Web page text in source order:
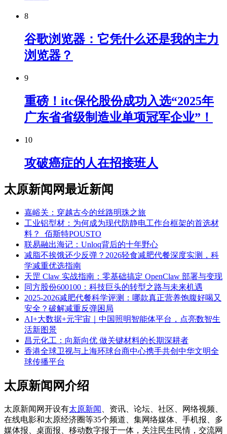
8
谷歌浏览器：它凭什么还是我的主力
浏览器？
9
重磅！itc保伦股份成功入选“2025年
广东省省级制造业单项冠军企业”！
10
攻破癌症的人在招接班人
太原新闻网最近新闻
嘉峪关：穿越古今的丝路明珠之旅
工业铝型材：为何成为现代防静电工作台框架的首选材
料？_佰斯特POUSTO
联易融出海记：Unloq背后的十年野心
减脂不挨饿还少反弹？2026轻食减肥代餐深度实测，科
学减重优选指南
天罡 Claw 实战指南：零基础搞定 OpenClaw 部署与变现
同方股份600100：科技巨头的转型之路与未来机遇
2025-2026减肥代餐科学评测：哪款真正营养饱腹好喝又
安全？破解减重反弹困局
AI+大数据+元宇宙｜中国照明智能体平台，点亮数智生
活新图景
昌元化工：向新向优 做关键材料的长期深耕者
香港全球卫视与上海环球台商中心携手共创中华文明全
球传播平台
太原新闻网介绍
太原新闻网开设有太原新闻
、资讯、论坛、社区、网络视频、
在线电影和太原经济圈等35个频道、集网络媒体、手机报、多
媒体报、桌面报、移动数字报于一体，关注民生民情，交流网